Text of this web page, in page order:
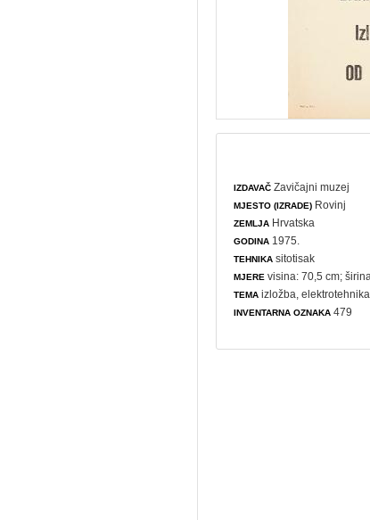
IZDAVAČ Zavičajni muzej
MJESTO (IZRADE) Rovinj
ZEMLJA Hrvatska
GODINA 1975.
TEHNIKA sitotisak
MJERE visina: 70,5 cm;
TEMA izložba ,elektrotehnika
INVENTARNA OZNAKA 479